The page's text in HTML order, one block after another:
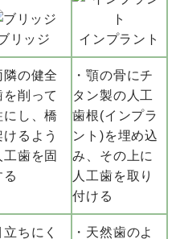
リッジ インプラント
隣の健全
を削って
にし、橋
けるよう
工歯を固
る
・顎の骨にチ
タン製の人工
歯根(インプラ
ント)を埋め込
み、その上に
人工歯を取り
付ける
立ちにく ・天然歯のよ